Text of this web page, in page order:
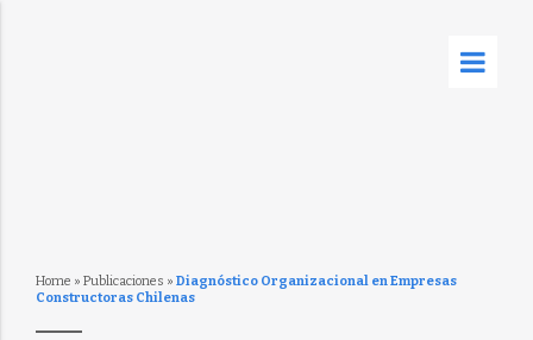
Home » Publicaciones » Diagnóstico Organizacional en Empresas
Constructoras Chilenas